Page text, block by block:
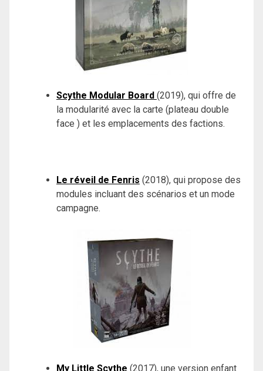
Scythe Modular Board (2019), qui offre de
la modularité avec la carte (plateau double
face ) et les emplacements des factions.
Le réveil de Fenris (2018), qui propose des
modules incluant des scénarios et un mode
campagne.
My Little Scythe (2017), une version enfant